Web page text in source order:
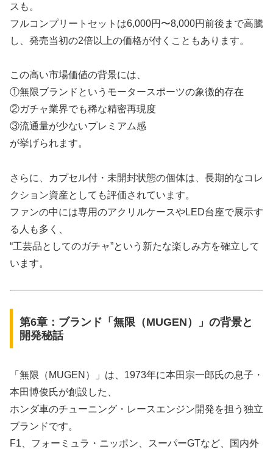
スも。
フルコンプリートセットは6,000円〜8,000円前後まで高騰
し、発売当初の2倍以上の価格が付くこともあります。
この高い市場価値の背景には、
①無限ブランドというモータースポーツの象徴的存在
②ガチャ業界でも稀な精密再現度
③流通量が少ないプレミアム感
が挙げられます。
さらに、カプセル付・未開封状態の個体は、長期的なコレ
クション資産としても評価されています。
ファンの中には専用のアクリルケースやLED台座で展示す
る人も多く、
“工芸品としてのガチャ”という新たな楽しみ方を確立して
います。
第6章：ブランド「無限（MUGEN）」の背景と
開発秘話
「無限（MUGEN）」は、1973年に本田宗一郎氏の息子・
本田博俊氏が創設した、
ホンダ車のチューニング・レースエンジン開発を担う独立
ブランドです。
F1、フォーミュラ・ニッポン、スーパーGTなど、国内外